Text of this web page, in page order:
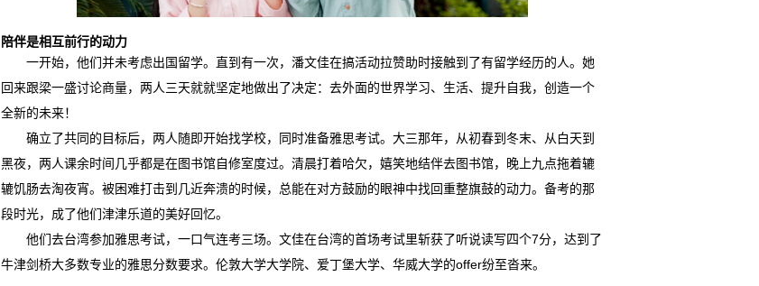
陪伴是相互前行的动力
一开始，他们并未考虑出国留学。直到有一次，潘文佳在搞活动拉赞助时接触到了有留学经历的人。她
回来跟梁一盛讨论商量，两人三天就就坚定地做出了决定：去外面的世界学习、生活、提升自我，创造一个
全新的未来！
确立了共同的目标后，两人随即开始找学校，同时准备雅思考试。大三那年，从初春到冬末、从白天到
黑夜，两人课余时间几乎都是在图书馆自修室度过。清晨打着哈欠，嬉笑地结伴去图书馆，晚上九点拖着辘
辘饥肠去淘夜宵。被困难打击到几近奔溃的时候，总能在对方鼓励的眼神中找回重整旗鼓的动力。备考的那
段时光，成了他们津津乐道的美好回忆。
他们去台湾参加雅思考试，一口气连考三场。文佳在台湾的首场考试里斩获了听说读写四个7分，达到了
牛津剑桥大多数专业的雅思分数要求。伦敦大学大学院、爱丁堡大学、华威大学的offer纷至沓来。